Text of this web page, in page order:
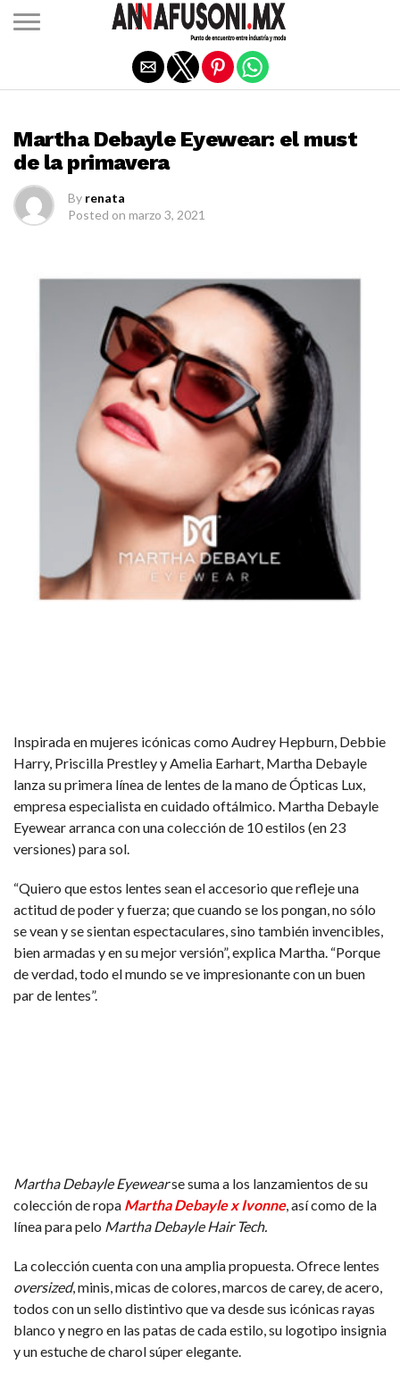
Martha Debayle Eyewear: el must
de la primavera
By renata
Posted on marzo 3, 2021
Inspirada en mujeres icónicas como Audrey Hepburn, Debbie
Harry, Priscilla Prestley y Amelia Earhart, Martha Debayle
lanza su primera línea de lentes de la mano de Ópticas Lux,
empresa especialista en cuidado oftálmico. Martha Debayle
Eyewear arranca con una colección de 10 estilos (en 23
versiones) para sol.
“Quiero que estos lentes sean el accesorio que refleje una
actitud de poder y fuerza; que cuando se los pongan, no sólo
se vean y se sientan espectaculares, sino también invencibles,
bien armadas y en su mejor versión”, explica Martha. “Porque
de verdad, todo el mundo se ve impresionante con un buen
par de lentes”.
Martha Debayle Eyewearse suma a los lanzamientos de su
colección de ropa Martha Debayle x Ivonne, así como de la
línea para pelo Martha Debayle Hair Tech.
La colección cuenta con una amplia propuesta. Ofrece lentes
oversized, minis, micas de colores, marcos de carey, de acero,
todos con un sello distintivo que va desde sus icónicas rayas
blanco y negro en las patas de cada estilo, su logotipo insignia
y un estuche de charol súper elegante.
Salir de la versión móvil